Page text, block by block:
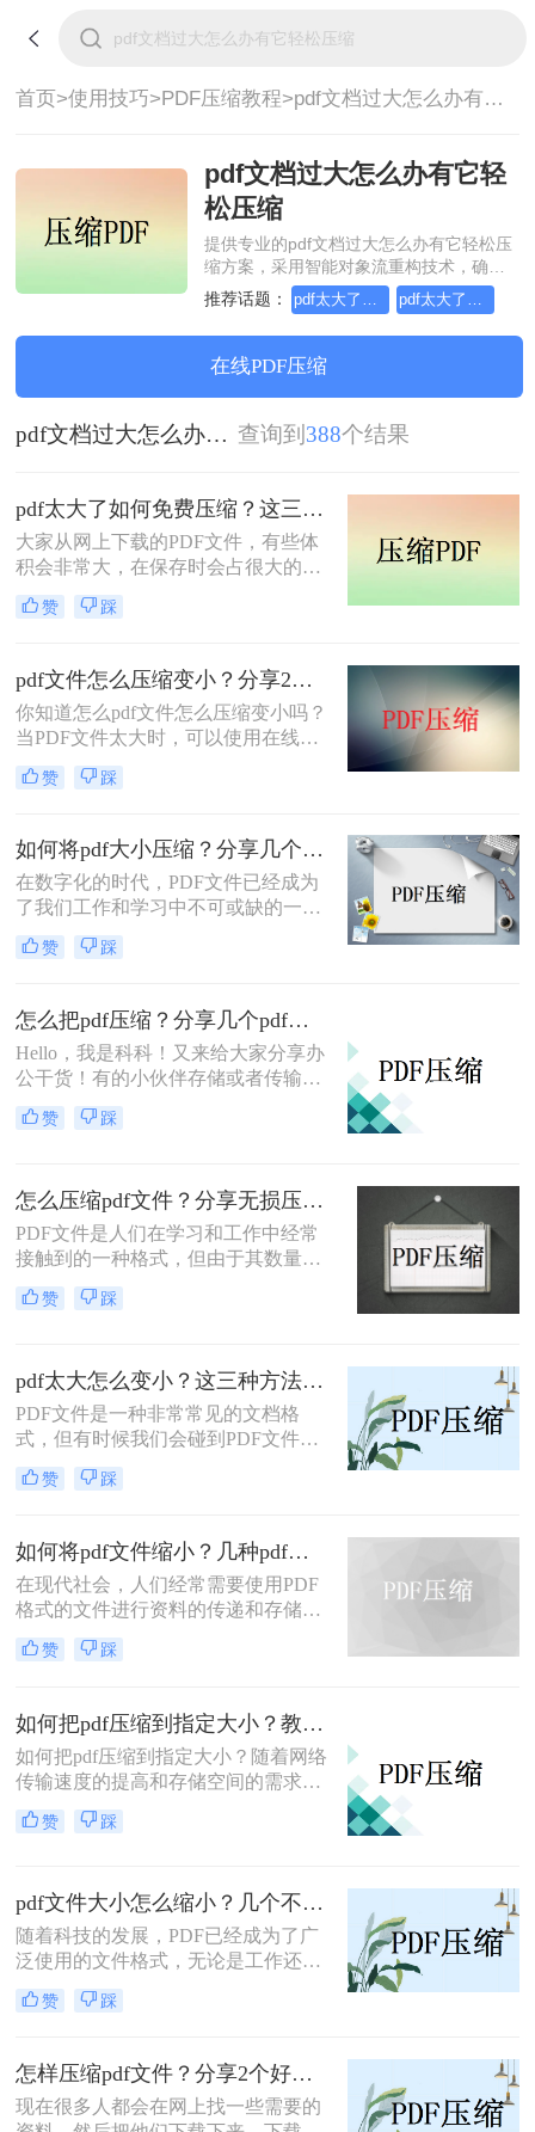
首页>使用技巧>PDF压缩教程> pdf文档过大怎么办有它轻松压缩
pdf文档过大怎么办有它轻
松压缩
提供专业的pdf文档过大怎么办有它轻松压
缩方案，采用智能对象流重构技术，确保
文档1:1高保真还原且排版不乱码。支持一
键批量处理，全链路 SSL 加密保障隐私安
全。助您快速实现pdf文档过大怎么办有它
轻松压缩，无需安装，高效办公。
推荐话题：
在线PDF压缩
pdf文档过大怎么办有它轻松压缩 查询到 388个结果
pdf太大了如何免费压缩？这三种方法快来尝试下吧！
大家从网上下载的PDF文件，有些体
积会非常大，在保存时会占很大的空
间，这时候最好是对文件做压缩处
理。下面小编就给大家介绍pdf太大了
法。
赞 踩
pdf文件怎么压缩变小？分享2个好用的方法，简单又快捷！
你知道怎么pdf文件怎么压缩变小吗？
当PDF文件太大时，可以使用在线压
缩或软件压缩来减少文件的大小。接
下来，让我们分享一些关于压缩pdf的
赞 踩
如何将pdf大小压缩？分享几个PDF压缩技巧！
在数字化的时代，PDF文件已经成为
了我们工作和学习中不可或缺的一部
分。然而，有时候我们会发现PDF文
件的大小过大，不方便传输和存储。
重要的问题。
赞 踩
怎么把pdf压缩？分享几个pdf压缩技巧！
Hello，我是科科！又来给大家分享办
公干货！有的小伙伴存储或者传输
PDF文件，但是文件太大，不太容易
存储和传输，因此想要压缩PDF文
赞 踩
怎么压缩pdf文件？分享无损压缩的二种方法！
PDF文件是人们在学习和工作中经常
接触到的一种格式，但由于其数量
多、体积大，往往会影响传输效率，
给计算机的存储空间带来一定的负
因为他们找不到合适的方法。那么，
怎么压缩pdf文件呢？让我们分享二种
值得掌握且无损压缩的方法。让我们
赞 踩
pdf太大怎么变小？这三种方法轻松解决！
PDF文件是一种非常常见的文档格
式，但有时候我们会碰到PDF文件过
大的问题，如果需要通过电子邮件发
送或在网上共享，这将是个麻烦。那
供一些简单有效的方法来压缩和优化
PDF文件，让您轻松解决PDF文件过
大的困扰。
赞 踩
如何将pdf文件缩小？几种pdf缩小方法看一看！
在现代社会，人们经常需要使用PDF
格式的文件进行资料的传递和存储。
然而，有时候我们会发现PDF文件的
体积过大，不便于上传和共享。为了
文件缩小的方法，帮助你快速高效地
压缩PDF文件，减小文件大小。
赞 踩
如何把pdf压缩到指定大小？教你2种简单有效的方法，学会很方便！
如何把pdf压缩到指定大小？​随着网络
传输速度的提高和存储空间的需求增
加，PDF文件大小成为了一个重要的
考虑因素。为了能够快速上传、下载
些简单而有效的方法，帮助您将PDF
文件压缩至指定的大小。
赞 踩
pdf文件大小怎么缩小？几个不错的压缩方法！
随着科技的发展，PDF已经成为了广
泛使用的文件格式，无论是工作还是
学习都离不开它。但是，有时候我们
会发现一些PDF文件太大而导致传输
缩小呢？下面给大家介绍一些有效的
方法，帮助您缩小PDF文件的大小。
赞 踩
怎样压缩pdf文件？分享2个好用的方法，简单又快捷！
现在很多人都会在网上找一些需要的